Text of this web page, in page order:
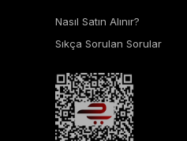
Nasıl Satın Alınır?
Sıkça Sorulan Sorular